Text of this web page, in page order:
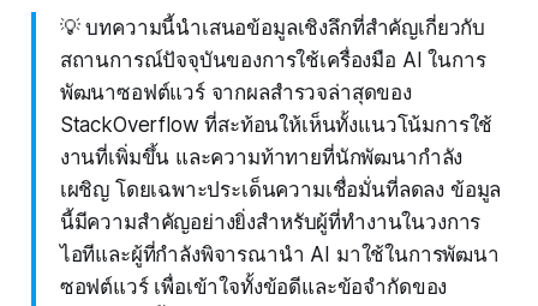
💡 บทความนี้นำเสนอข้อมูลเชิงลึกที่สำคัญเกี่ยวกับ
สถานการณ์ปัจจุบันของการใช้เครื่องมือ AI ในการ
พัฒนาซอฟต์แวร์ จากผลสำรวจล่าสุดของ
StackOverflow ที่สะท้อนให้เห็นทั้งแนวโน้มการใช้
งานที่เพิ่มขึ้น และความท้าทายที่นักพัฒนากำลัง
เผชิญ โดยเฉพาะประเด็นความเชื่อมั่นที่ลดลง ข้อมูล
นี้มีความสำคัญอย่างยิ่งสำหรับผู้ที่ทำงานในวงการ
ไอทีและผู้ที่กำลังพิจารณานำ AI มาใช้ในการพัฒนา
ซอฟต์แวร์ เพื่อเข้าใจทั้งข้อดีและข้อจำกัดของ